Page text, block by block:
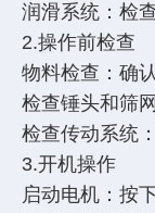
润滑系统：检
2.操作前检查
物料检查：确
检查锤头和筛
检查传动系统
3.开机操作
启动电机：按